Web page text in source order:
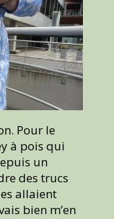
Pour le
à pois qui
un
des trucs
allaient
bien m’en